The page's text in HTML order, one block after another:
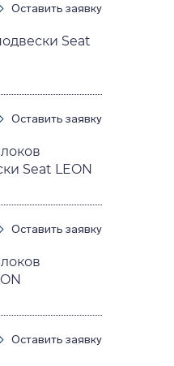
Оставить заявку
Seat
Оставить заявку
Seat LEON
Оставить заявку
Оставить заявку